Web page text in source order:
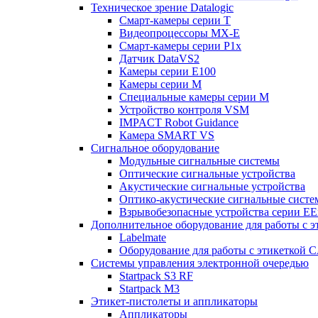
Техническое зрение Datalogic
Смарт-камеры серии T
Видеопроцессоры MX-E
Смарт-камеры серии P1x
Датчик DataVS2
Камеры серии E100
Камеры серии M
Специальные камеры серии M
Устройство контроля VSM
IMPACT Robot Guidance
Камера SMART VS
Cигнальное оборудование
Модульные сигнальные системы
Оптические сигнальные устройства
Акустические сигнальные устройства
Оптико-акустические сигнальные
Взрывобезопасные устройства серии
Дополнительное оборудование для работы с
Labelmate
Оборудование для работы с этикеткой
Системы управления электронной очередью
Startpack S3 RF
Startpack M3
Этикет-пистолеты и аппликаторы
Аппликаторы